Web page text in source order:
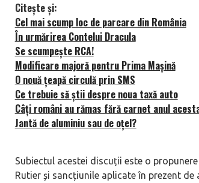
Citește și:
Cel mai scump loc de parcare din România
În urmărirea Contelui Dracula
Se scumpește RCA!
Modificare majoră pentru Prima Mașină
O nouă țeapă circulă prin SMS
Ce trebuie să știi despre noua taxă auto
Câți români au rămas fără carnet anul
Jantă de aluminiu sau de oțel?
Subiectul acestei discuții este o
Rutier și sancțiunile aplicate în prezent
Pentru cine știe ceva avioane, numele Hennessey
Blackbird va suna ca un apropo. Unul pertinent, de
altfel!